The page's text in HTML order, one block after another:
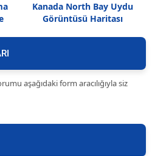
Kanada North Bay Uydu
Görüntüsü Haritası
aşağıdaki form aracılığıyla siz